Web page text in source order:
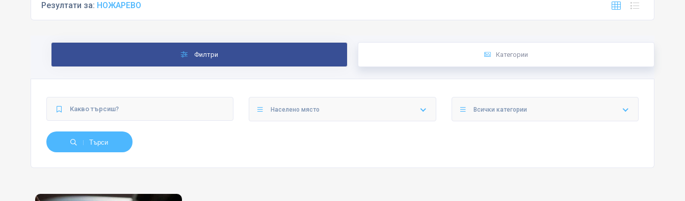
Резултати за: НОЖАРЕВО
Филтри Категории
Населено място Всички категории
Търси